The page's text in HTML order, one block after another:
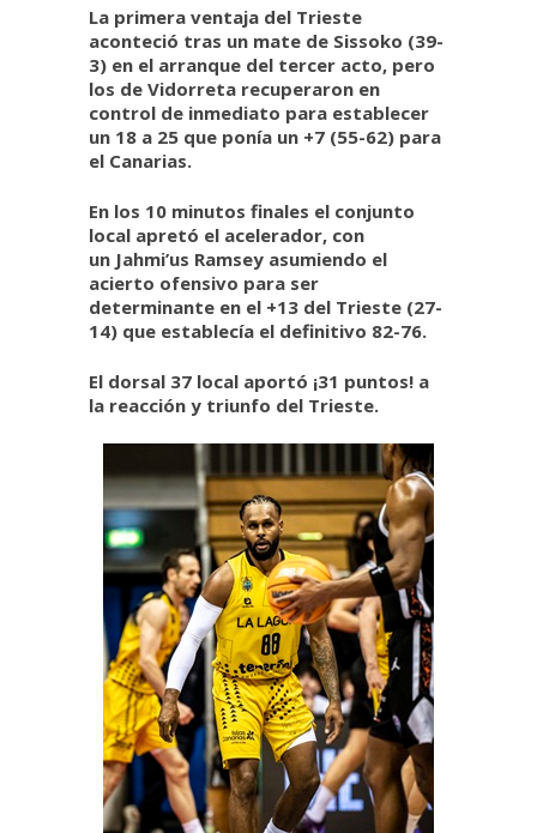
La primera ventaja del Trieste
aconteció tras un mate de Sissoko (39-
3) en el arranque del tercer acto, pero
los de Vidorreta recuperaron en
control de inmediato para establecer
un 18 a 25 que ponía un +7 (55-62) para
el Canarias.
En los 10 minutos finales el conjunto
local apretó el acelerador, con
un Jahmi’us Ramsey asumiendo el
acierto ofensivo para ser
determinante en el +13 del Trieste (27-
14) que establecía el definitivo 82-76.
El dorsal 37 local aportó ¡31 puntos! a
la reacción y triunfo del Trieste.